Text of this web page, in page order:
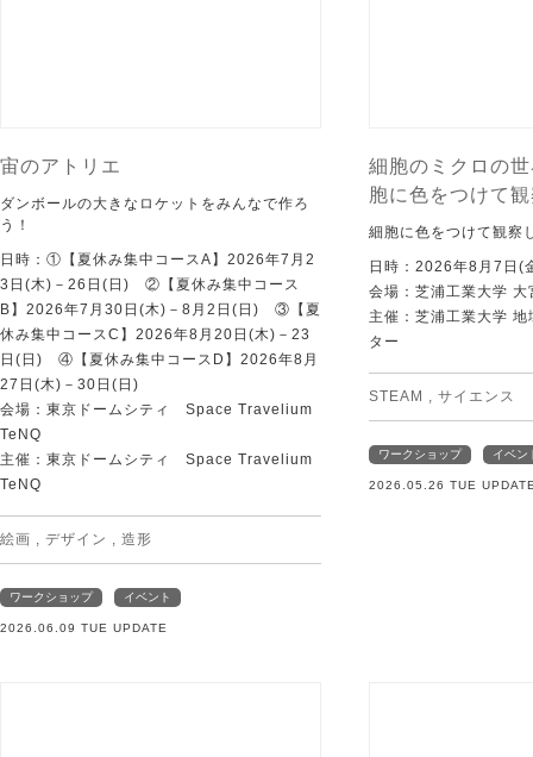
宙のアトリエ
ダンボールの大きなロケットをみんなで作ろ
う！
日時：①【夏休み集中コースA】2026年7月2
3日(木)－26日(日) ②【夏休み集中コース
B】2026年7月30日(木)－8月2日(日) ③【夏
休み集中コースC】2026年8月20日(木)－23
日(日) ④【夏休み集中コースD】2026年8月
27日(木)－30日(日)
会場：東京ドームシティ Space Travelium
TeNQ
主催：東京ドームシティ Space Travelium
TeNQ
絵画 デザイン 造形
ワークショップ イベント
2026.06.09 TUE UPDATE
細胞のミクロの
胞に色をつけて
細胞に色をつけて観察
日時：2026年8月7日(
会場：芝浦工業大学 大
主催：芝浦工業大学
ター
STEAM サイエンス
ワークショップ イベン
2026.05.26 TUE